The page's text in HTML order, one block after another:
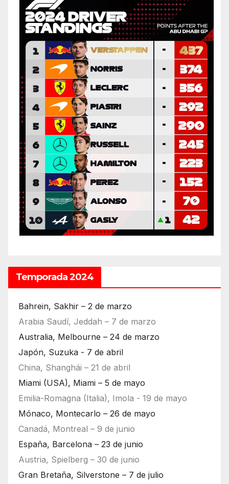
Temporada 2024
Bahrein, Sakhir – 2 de marzo
Arabia Saudí, Jeddah – 7 de marzo
Australia, Melbourne – 24 de marzo
Japón, Suzuka - 7 de abril
China, Shanghái – 21 de abril
Miami (USA), Miami – 5 de mayo
Emilia-Romagna (Italia), Imola - 19 de mayo
Mónaco, Montecarlo – 26 de mayo
Canadá, Montreal – 9 de junio
España, Barcelona – 23 de junio
Austria, Spielberg – 30 de junio
Gran Bretaña, Silverstone – 7 de julio